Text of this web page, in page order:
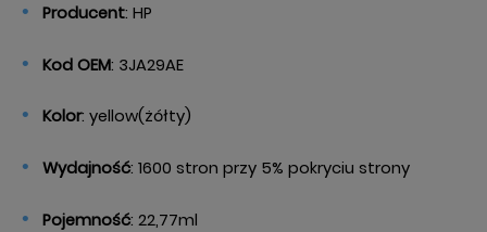
Producent: HP
Kod OEM: 3JA29AE
Kolor: yellow(żółty)
Wydajność: 1600 stron przy 5% pokryciu strony
Pojemność: 22,77ml